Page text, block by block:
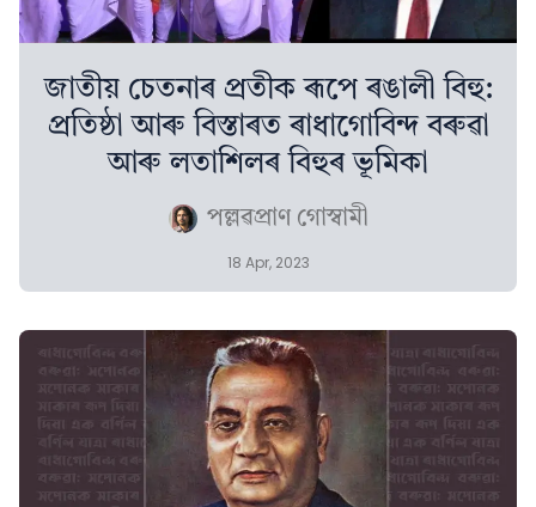
জাতীয় চেতনাৰ প্ৰতীক ৰূপে ৰঙালী বিহু:
প্ৰতিষ্ঠা আৰু বিস্তাৰত ৰাধাগোবিন্দ বৰুৱা
আৰু লতাশিলৰ বিহুৰ ভূমিকা
পল্লৱপ্ৰাণ গোস্বামী
18 Apr, 2023